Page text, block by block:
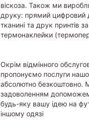
віскоза. Також ми
друку: прямий цифровий
тканині та друк принтів
термонаклейки
Окрім відмінного
пропонуємо послуги
абсолютно безкоштовно.
задоволенням
будь-яку вашу ідею на
іншому одязі